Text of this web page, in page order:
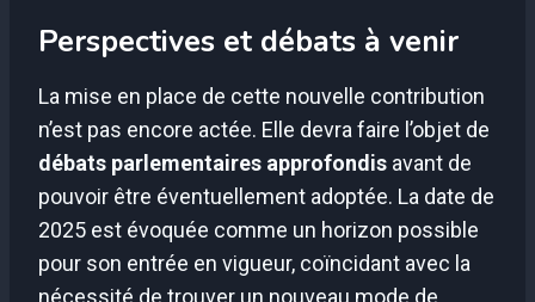
Perspectives et débats à venir
La mise en place de cette nouvelle contribution
n’est pas encore actée. Elle devra faire l’objet de
débats parlementaires approfondis avant de
pouvoir être éventuellement adoptée. La date de
2025 est évoquée comme un horizon possible
pour son entrée en vigueur, coïncidant avec la
nécessité de trouver un nouveau mode de